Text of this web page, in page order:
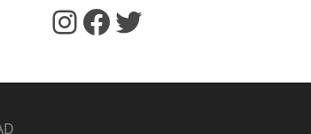
https://www.facebook.com/jstages/ Facebook Twitter